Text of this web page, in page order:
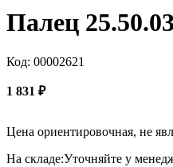
Палец
Код: 00002621
1 831 ₽
Цена ориентировочная, не
На складе:Уточняйте у